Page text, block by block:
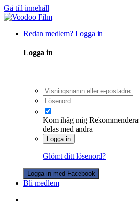
Gå till innehåll
Redan medlem? Logga in
Logga in
Kom ihåg mig
delas med andra
Logga in
Glömt ditt lösenord?
Logga in med Facebook
Bli medlem